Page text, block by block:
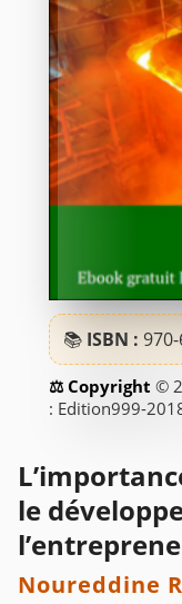
📚 ISBN :
©
: Edition999-
le
Noureddine